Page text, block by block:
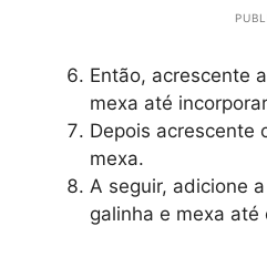
Então, acrescente
mexa até
Depois acrescente
mexa.
A seguir, adicione
galinha e mexa até